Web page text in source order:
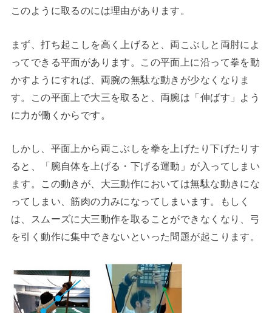
このように取るのには理由があります。
まず、打ち起こしを高く上げると、両こぶしと両肘によ
ってできる平面があります。この平面上に沿って拳を動
かすようにすれば、両腕の無駄な動きが少なくなりま
す。この平面上で大三を取ると、両腕は「伸ばす」よう
に力が働くからです。
しかし、平面上から両こぶしを拳を上げたり下げたりす
ると、「腕自体を上げる・下げる運動」が入ってしまい
ます。この動きが、大三動作においては無駄な動きにな
ってしまい、筋肉の力みになってしまいます。もしく
は、スムーズに大三動作を取ることができなくなり、弓
を引く動作に集中できないといった問題が起こります。